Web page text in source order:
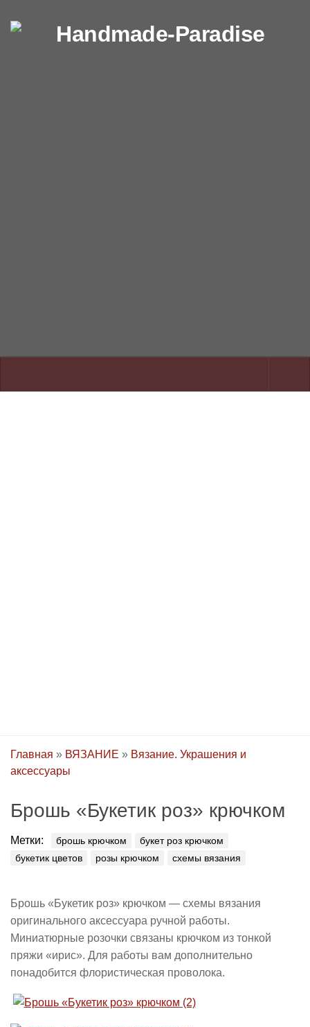
Перейти к содержимому
Главная » ВЯЗАНИЕ » Вязание. Украшения и
аксессуары
Брошь «Букетик роз» крючком
Метки: брошь крючком
букет роз крючком
букетик цветов
розы крючком схемы вязания
Брошь «Букетик роз» крючком — схемы вязания
оригинального аксессуара ручной работы.
Миниатюрные розочки связаны крючком из тонкой
пряжи «ирис». Для работы вам дополнительно
понадобится флористическая проволока.